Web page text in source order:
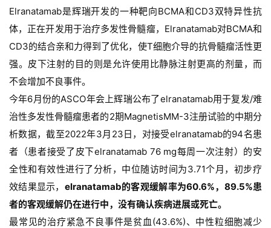
Elranatamab是辉瑞开发的一种靶向BCMA和CD3双特异性抗
体，正在开发用于治疗多发性骨髓瘤，Elranatamab对BCMA和
CD3的结合亲和力得到了优化，使T细胞介导的抗骨髓瘤活性更
强。皮下注射的目的则是允许使用比静脉注射更高的剂量，而
不会增加不良事件。
今年6月份的ASCO年会上辉瑞公布了elranatamab用于复发/难
治性多发性骨髓瘤患者的2期MagnetisMM-3注册试验的中期分
析数据，截至2022年3月23日，对接受elranatamab的94名患
者（患者接受了皮下elranatamab 76 mg每周一次注射）的安
全性和有效性进行了分析，中位随访时间为3.71个月，初步疗
效结果显示， elranatamab的客观缓解率为60.6%，89.5%患
者的客观缓解仍在进行中，没有确认疾病进展或死亡。
最常见的治疗紧急不良事件是贫血(43.6%)、中性粒细胞减少